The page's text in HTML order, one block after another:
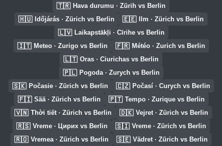
🇹🇷 Hava durumu · Zürih vs Berlin
🇭🇺 Időjárás · Zürich vs Berlin 🇪🇪 Ilm · Zürich vs Berlin
🇱🇻 Laikapstākļi · Cīrihe vs Berlin
🇮🇹 Meteo · Zurigo vs Berlin 🇫🇷 Météo · Zurich vs Berlin
🇱🇹 Oras · Ciurichas vs Berlin
🇵🇱 Pogoda · Zurych vs Berlin
🇸🇰 Počasie · Zürich vs Berlin 🇨🇿 Počasí · Curych vs Berlin
🇫🇮 Sää · Zürich vs Berlin 🇵🇹 Tempo · Zurique vs Berlin
🇻🇳 Thời tiết · Zürich vs Berlin 🇩🇰 Vejret · Zürich vs Berlin
🇷🇸 Vreme · Цирих vs Berlin 🇸🇮 Vreme · Zürich vs Berlin
🇷🇴 Vremea · Zürich vs Berlin 🇸🇪 Vädret · Zürich vs Berlin